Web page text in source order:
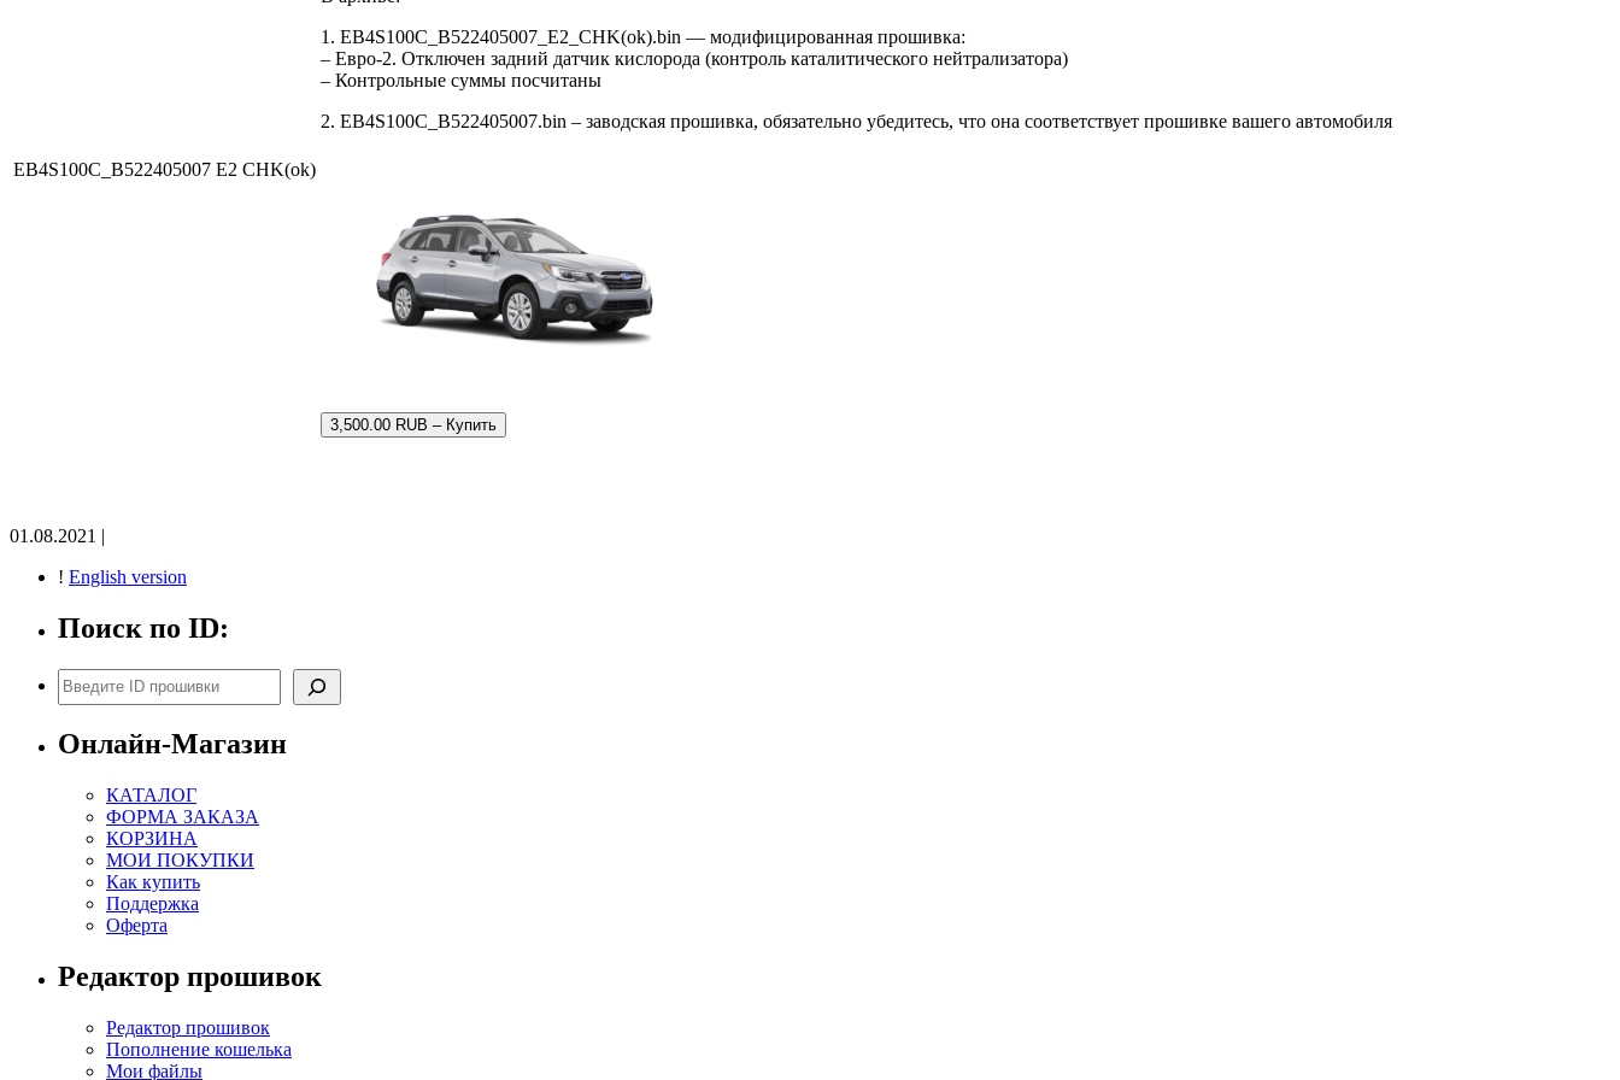
EB4S100C_B522405007 E2 CHK(ok)
1. EB4S100C_B522405007_E2_CHK(ok).bin — модифицированная прошивка:
– Евро-2. Отключен задний датчик кислорода (контроль каталитического нейтрализатора)
– Контрольные суммы посчитаны
2. EB4S100C_B522405007.bin – заводская прошивка, обязательно убедитесь, что она соответствует прошивке вашего автомобиля
3,500.00 RUB – Купить
01.08.2021 |
! English version
Поиск по ID:
Поиск
Онлайн-Магазин
КАТАЛОГ
ФОРМА ЗАКАЗА
КОРЗИНА
МОИ ПОКУПКИ
Как купить
Поддержка
Оферта
Редактор прошивок
Редактор прошивок
Пополнение кошелька
Мои файлы